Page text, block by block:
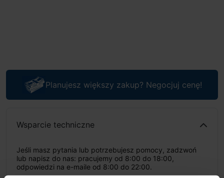
Planujesz większy zakup? Negocjuj cenę!
Wsparcie techniczne
Jeśli masz pytania lub potrzebujesz pomocy, zadzwoń
lub napisz do nas: pracujemy od 8:00 do 18:00,
odpowiedzi na e-maile od 8:00 do 22:00.